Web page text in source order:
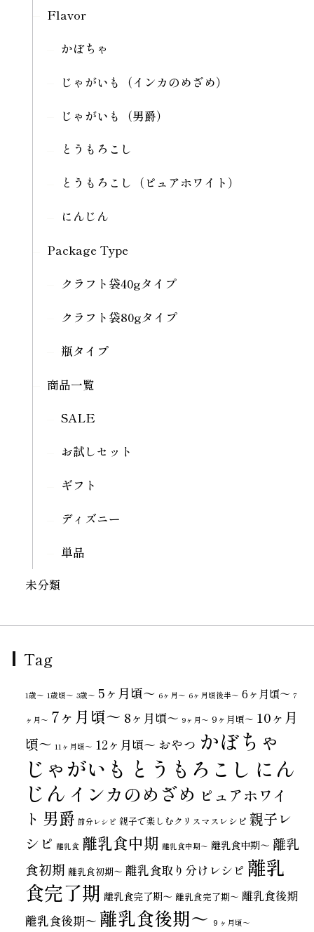
Flavor
かぼちゃ
じゃがいも（インカのめざめ）
じゃがいも（男爵）
とうもろこし
とうもろこし（ピュアホワイト）
にんじん
Package Type
クラフト袋40gタイプ
クラフト袋80gタイプ
瓶タイプ
商品一覧
SALE
お試しセット
ギフト
ディズニー
単品
未分類
Tag
1歳〜 1歳頃～ 3歳〜 5ヶ月頃～ 6ヶ月〜 6ヶ月頃後半～ 6ヶ月頃～ 7
ヶ月〜 7ヶ月頃～ 8ヶ月頃～ 9ヶ月〜 9ヶ月頃～ 10ヶ月
頃～ 11ヶ月頃～ 12ヶ月頃～ おやつ かぼちゃ
じゃがいも とうもろこし にん
じん インカのめざめ ピュアホワイ
ト 男爵 節分レシピ 親子で楽しむクリスマスレシピ 親子レ
シピ 離乳食 離乳食中期 離乳食中期〜 離乳食中期～ 離乳
食初期 離乳食初期～ 離乳食取り分けレシピ 離乳
食完了期 離乳食完了期〜 離乳食完了期～ 離乳食後期
離乳食後期〜 離乳食後期～ ９ヶ月頃～